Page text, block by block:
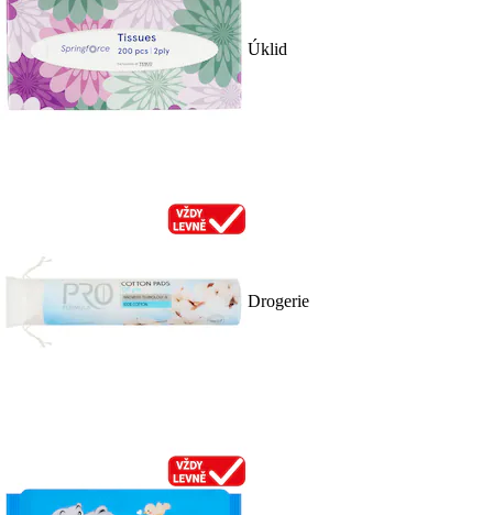
Úklid
Drogerie